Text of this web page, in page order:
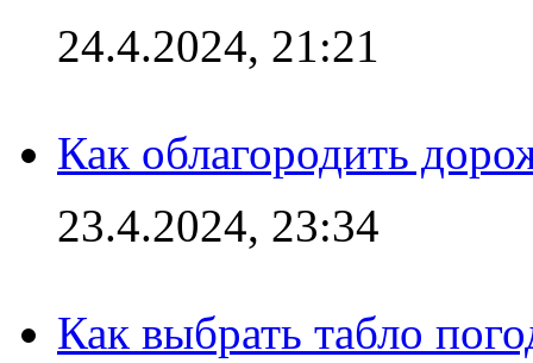
24.4.2024, 21:21
Как облагородить
23.4.2024, 23:34
Как выбрать табло